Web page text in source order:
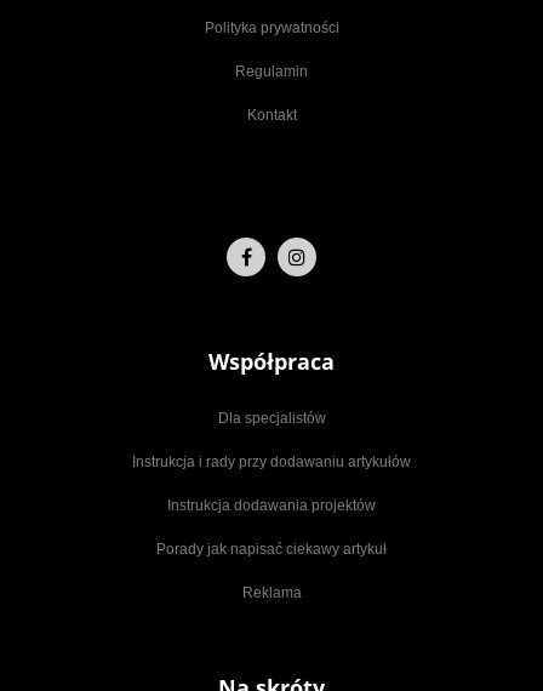
Polityka prywatności
Regulamin
Kontakt
Współpraca
Dla specjalistów
Instrukcja i rady przy dodawaniu artykułów
Instrukcja dodawania projektów
Porady jak napisać ciekawy artykuł
Reklama